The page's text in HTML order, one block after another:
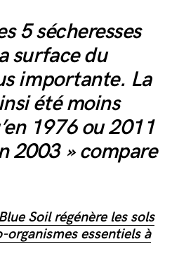
5 sécheresses
surface du
importante. La
été moins
1976 ou 2011
2003 » compare
Soil régénère les sols
essentiels à